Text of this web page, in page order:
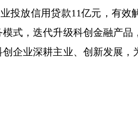
投放信用贷款11亿元，有
式，迭代升级科创金融产品
企业深耕主业、创新发展